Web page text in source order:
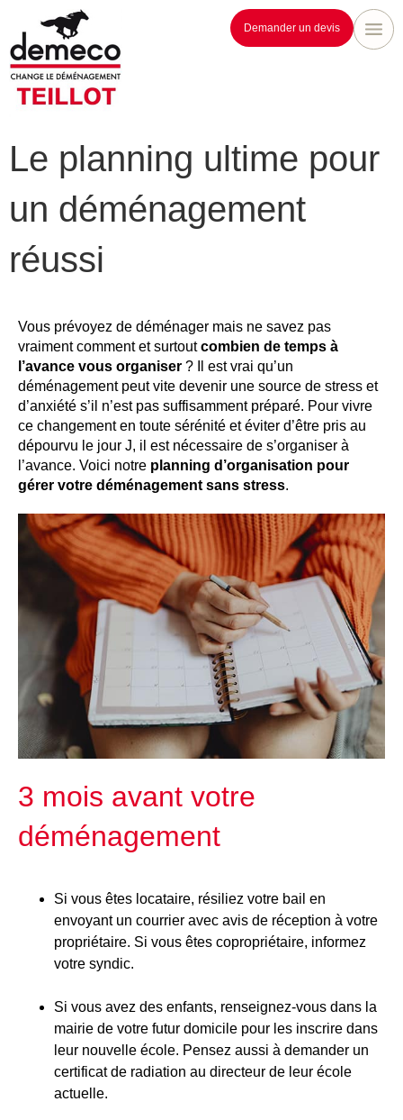
Demander un devis
Le planning ultime pour
un déménagement
réussi
Vous prévoyez de déménager mais ne savez pas
vraiment comment et surtoutcombien de temps à
l’avance vous organiser ? Il est vrai qu’un
déménagement peut vite devenir une source de stress et
d’anxiété s’il n’est pas suffisamment préparé. Pour vivre
ce changement en toute sérénité et éviter d’être pris au
dépourvu le jour J, il est nécessaire de s’organiser à
l’avance. Voici notre planning d’organisation pour
gérer votre déménagement sans stress.
3 mois avant votre
déménagement
Si vous êtes locataire, résiliez votre bail en
envoyant un courrier avec avis de réception à votre
propriétaire. Si vous êtes copropriétaire, informez
votre syndic.
Si vous avez des enfants, renseignez-vous dans la
mairie de votre futur domicile pour les inscrire dans
leur nouvelle école. Pensez aussi à demander un
certificat de radiation au directeur de leur école
actuelle.